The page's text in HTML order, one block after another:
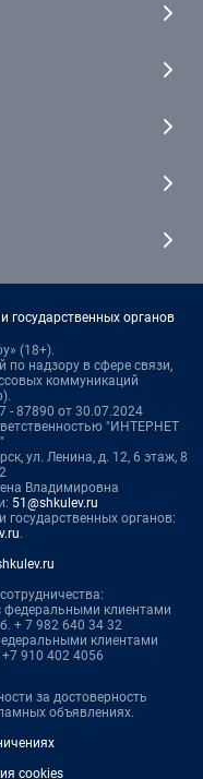
государственных органов
(18+).
по надзору в сфере связи,
коммуникаций
87890 от 30.07.2024
"ИНТЕРНЕТ
ул. Ленина, д. 12, 6 этаж, 8
Владимировна
51@shkulev.ru
органов:
.
клиентами
+ 7 982 640 34 32
клиентами
+7 910 402 4056
за достоверность
объявлениях.
cookies